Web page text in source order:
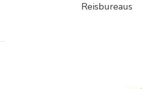
Reisbureaus